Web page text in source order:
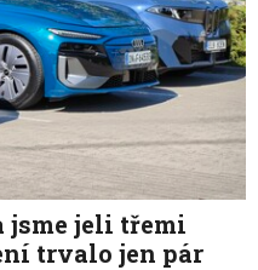
jsme jeli třemi
trvalo jen pár